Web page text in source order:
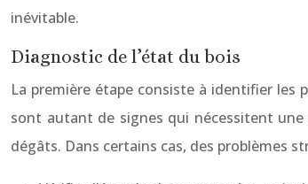
inévitable.
Diagnostic de l’état du bois
La première étape consiste à identifier les
sont autant de signes qui nécessitent
dégâts. Dans certains cas, des problèmes